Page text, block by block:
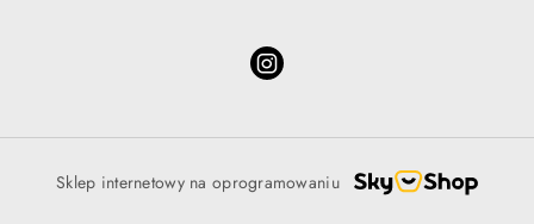
Sklep internetowy na oprogramowaniu